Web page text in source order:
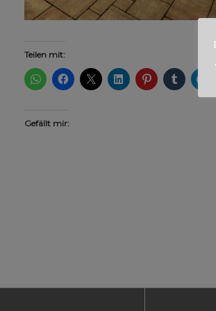
Teilen mit:
Gefällt mir: